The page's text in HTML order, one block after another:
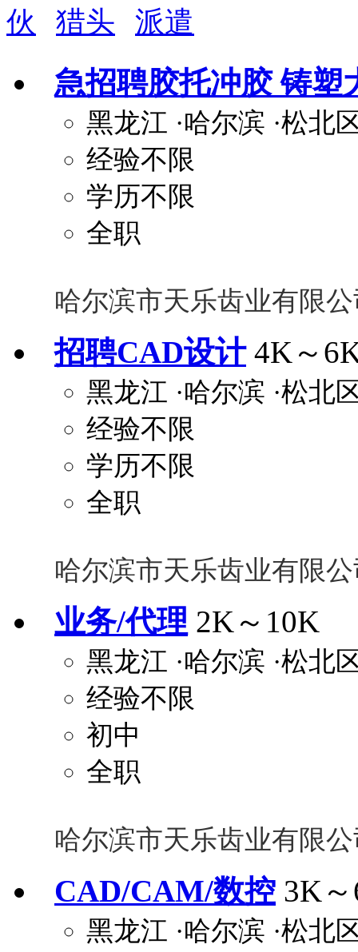
8小时工作制 周末双休
关怀与福利
包住 包吃 住房补贴 餐
定期团建 节日福利
解决户口 事业编制
员工旅游
伙
猎头 派遣
急招聘胶托冲胶 铸塑
黑龙江 ·哈尔滨 ·松北
经验不限
学历不限
全职
哈尔滨市天乐齿业有限
招聘CAD设计 4K～
黑龙江 ·哈尔滨 ·松北
经验不限
学历不限
全职
哈尔滨市天乐齿业有限
业务/代理 2K～10K
黑龙江 ·哈尔滨 ·松北
经验不限
初中
全职
哈尔滨市天乐齿业有限
CAD/CAM/数控 3K
黑龙江 ·哈尔滨 ·松北